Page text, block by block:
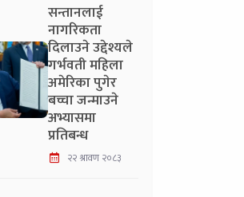
सन्तानलाई
नागरिकता
दिलाउने उद्देश्यले
गर्भवती महिला
अमेरिका पुगेर
बच्चा जन्माउने
अभ्यासमा
प्रतिबन्ध
२२ श्रावण २०८३